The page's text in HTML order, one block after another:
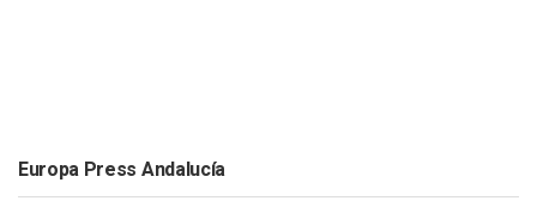
Europa Press Andalucía